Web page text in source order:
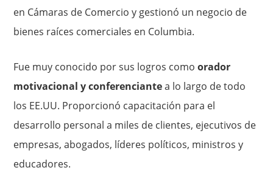
en Cámaras de Comercio y gestionó un negocio de
bienes raíces comerciales en Columbia.
Fue muy conocido por sus logros como orador
motivacional y conferenciantea lo largo de todo
los EE.UU. Proporcionó capacitación para el
desarrollo personal a miles de clientes, ejecutivos de
empresas, abogados, líderes políticos, ministros y
educadores.